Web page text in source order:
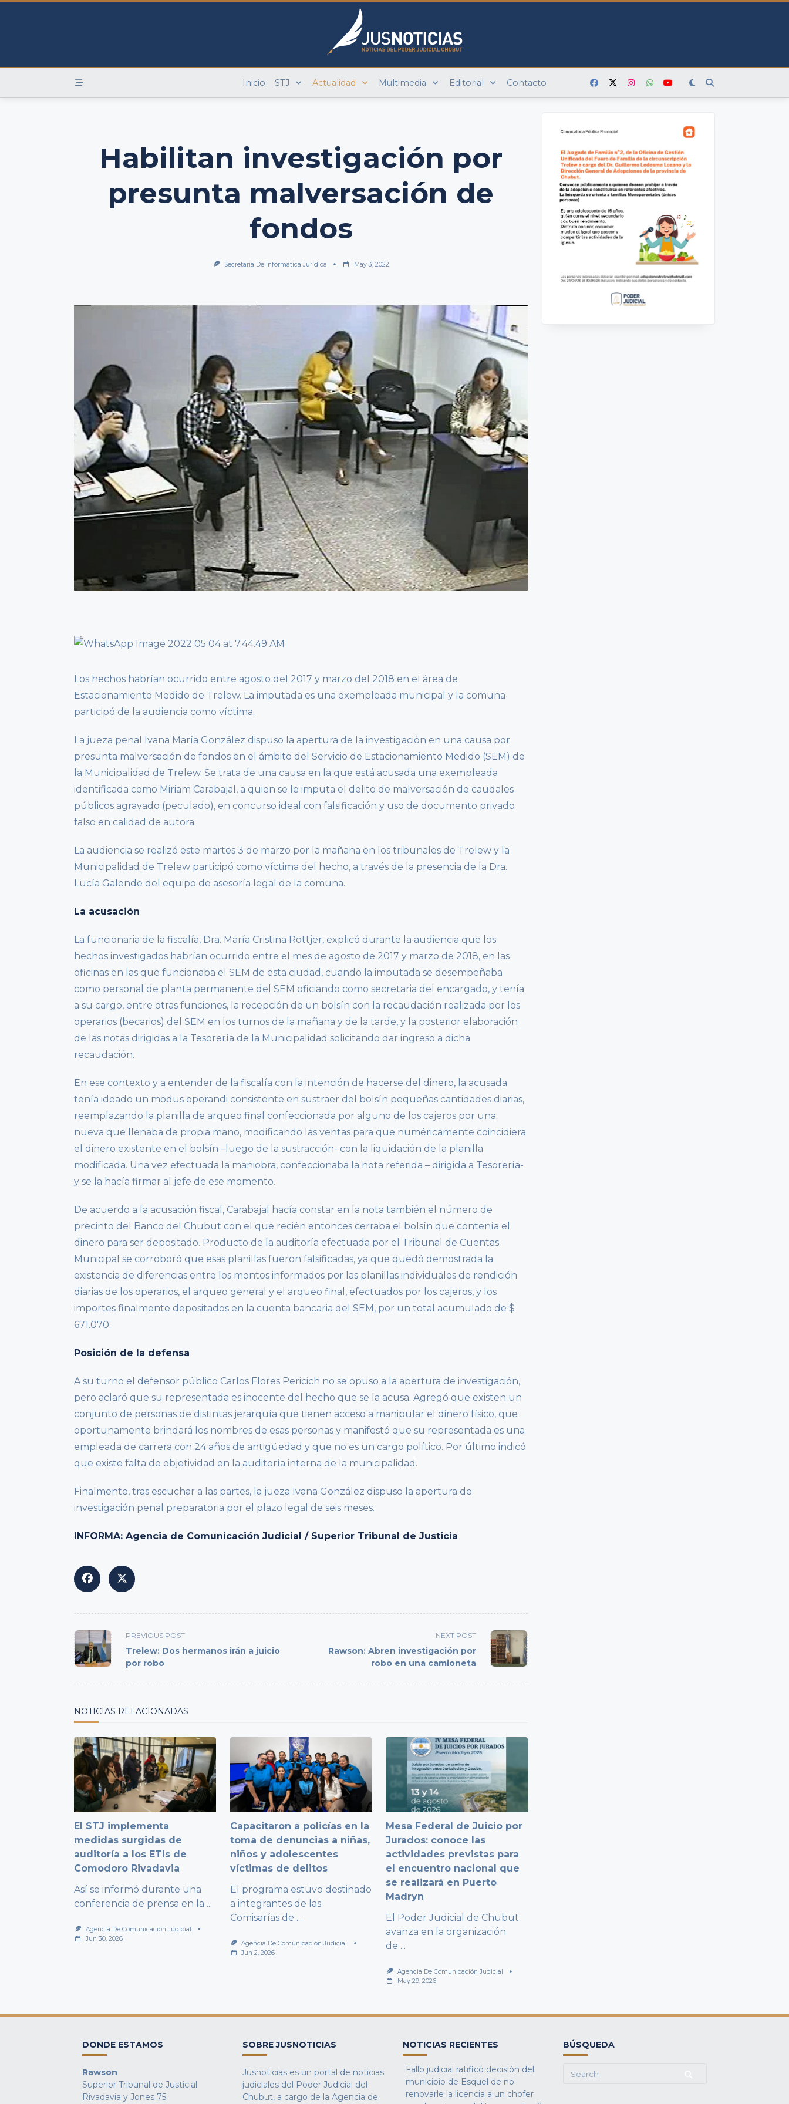
Skip
Inicio STJ Actualidad Multimedia Editorial Contacto
Habilitan investigación por
presunta malversación de
fondos
Secretaría De Informática Jurídica May 3, 2022
Los hechos habrían ocurrido entre agosto del 2017 y marzo del 2018 en el área de
Estacionamiento Medido de Trelew. La imputada es una exempleada municipal y la comuna
participó de la audiencia como víctima.
La jueza penal Ivana María González dispuso la apertura de la investigación en una causa por
presunta malversación de fondos en el ámbito del Servicio de Estacionamiento Medido (SEM) de
la Municipalidad de Trelew. Se trata de una causa en la que está acusada una exempleada
identificada como Miriam Carabajal, a quien se le imputa el delito de malversación de caudales
públicos agravado (peculado), en concurso ideal con falsificación y uso de documento privado
falso en calidad de autora.
La audiencia se realizó este martes 3 de marzo por la mañana en los tribunales de Trelew y la
Municipalidad de Trelew participó como víctima del hecho, a través de la presencia de la Dra.
Lucía Galende del equipo de asesoría legal de la comuna.
La acusación
La funcionaria de la fiscalía, Dra. María Cristina Rottjer, explicó durante la audiencia que los
hechos investigados habrían ocurrido entre el mes de agosto de 2017 y marzo de 2018, en las
oficinas en las que funcionaba el SEM de esta ciudad, cuando la imputada se desempeñaba
como personal de planta permanente del SEM oficiando como secretaria del encargado, y tenía
a su cargo, entre otras funciones, la recepción de un bolsín con la recaudación realizada por los
operarios (becarios) del SEM en los turnos de la mañana y de la tarde, y la posterior elaboración
de las notas dirigidas a la Tesorería de la Municipalidad solicitando dar ingreso a dicha
recaudación.
En ese contexto y a entender de la fiscalía con la intención de hacerse del dinero, la acusada
tenía ideado un modus operandi consistente en sustraer del bolsín pequeñas cantidades diarias,
reemplazando la planilla de arqueo final confeccionada por alguno de los cajeros por una
nueva que llenaba de propia mano, modificando las ventas para que numéricamente coincidiera
el dinero existente en el bolsín –luego de la sustracción- con la liquidación de la planilla
modificada. Una vez efectuada la maniobra, confeccionaba la nota referida – dirigida a Tesorería-
y se la hacía firmar al jefe de ese momento.
De acuerdo a la acusación fiscal, Carabajal hacía constar en la nota también el número de
precinto del Banco del Chubut con el que recién entonces cerraba el bolsín que contenía el
dinero para ser depositado. Producto de la auditoría efectuada por el Tribunal de Cuentas
Municipal se corroboró que esas planillas fueron falsificadas, ya que quedó demostrada la
existencia de diferencias entre los montos informados por las planillas individuales de rendición
diarias de los operarios, el arqueo general y el arqueo final, efectuados por los cajeros, y los
importes finalmente depositados en la cuenta bancaria del SEM, por un total acumulado de $
671.070.
Posición de la defensa
A su turno el defensor público Carlos Flores Pericich no se opuso a la apertura de investigación,
pero aclaró que su representada es inocente del hecho que se la acusa. Agregó que existen un
conjunto de personas de distintas jerarquía que tienen acceso a manipular el dinero físico, que
oportunamente brindará los nombres de esas personas y manifestó que su representada es una
empleada de carrera con 24 años de antigüedad y que no es un cargo político. Por último indicó
que existe falta de objetividad en la auditoría interna de la municipalidad.
Finalmente, tras escuchar a las partes, la jueza Ivana González dispuso la apertura de
investigación penal preparatoria por el plazo legal de seis meses.
INFORMA: Agencia de Comunicación Judicial / Superior Tribunal de Justicia
<span
class="nav-
subtitle
PREVIOUS POST
Trelew: Dos hermanos irán a juicio
por robo
NEXT POST
Rawson: Abren investigación por
robo en una camioneta
NOTICIAS RELACIONADAS
El STJ implementa
medidas surgidas de
auditoría a los ETIs de
Comodoro Rivadavia
Así se informó durante una
conferencia de prensa en la ...
Agencia De Comunicación Judicial
Jun 30, 2026
Capacitaron a policías en la
toma de denuncias a niñas,
niños y adolescentes
víctimas de delitos
El programa estuvo destinado
a integrantes de las
Comisarías de ...
Agencia De Comunicación Judicial
Jun 2, 2026
Mesa Federal de Juicio por
Jurados: conoce las
actividades previstas para
el encuentro nacional que
se realizará en Puerto
Madryn
El Poder Judicial de Chubut
avanza en la organización
de ...
Agencia De Comunicación Judicial
May 29, 2026
DONDE ESTAMOS
Rawson
Superior Tribunal de Justicial
Rivadavia y Jones 75
SOBRE JUSNOTICIAS
Jusnoticias es un portal de noticias
judiciales del Poder Judicial del
Chubut, a cargo de la Agencia de
NOTICIAS RECIENTES
Fallo judicial ratificó decisión del
municipio de Esquel de no
renovarle la licencia a un chofer
BÚSQUEDA
Search